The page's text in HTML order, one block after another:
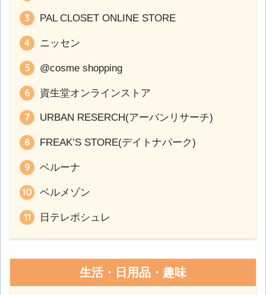
PAL CLOSET ONLINE STORE
ニッセン
@cosme shopping
資生堂オンラインストア
URBAN RESERCH(アーバンリサーチ)
FREAK’S STORE(デイトナパーク)
ベルーナ
ベルメゾン
日テレポシュレ
生活・日用品・趣味